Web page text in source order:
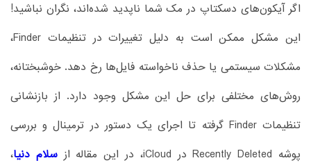
اگر آیکون‌های دسکتاپ در مک شما ناپدید شده‌اند، نگران نباشید!
این مشکل ممکن است به دلیل تغییرات در تنظیمات Finder،
مشکلات سیستمی یا حذف ناخواسته فایل‌ها رخ دهد. خوشبختانه،
روش‌های مختلفی برای حل این مشکل وجود دارد. از بازنشانی
تنظیمات Finder گرفته تا اجرای یک دستور در ترمینال و بررسی
پوشه Recently Deleted در iCloud، در این مقاله از
سلام دنیا،